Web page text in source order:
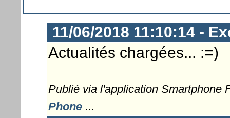
11/06/2018 11:10:14 -
Actualités chargées... :=)
Publié via l'application Smartphone
Phone...